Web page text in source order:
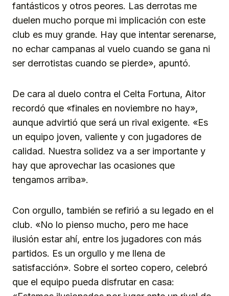
fantásticos y otros peores. Las derrotas me
duelen mucho porque mi implicación con este
club es muy grande. Hay que intentar serenarse,
no echar campanas al vuelo cuando se gana ni
ser derrotistas cuando se pierde», apuntó.
De cara al duelo contra el Celta Fortuna, Aitor
recordó que «finales en noviembre no hay»,
aunque advirtió que será un rival exigente. «Es
un equipo joven, valiente y con jugadores de
calidad. Nuestra solidez va a ser importante y
hay que aprovechar las ocasiones que
tengamos arriba».
Con orgullo, también se refirió a su legado en el
club. «No lo pienso mucho, pero me hace
ilusión estar ahí, entre los jugadores con más
partidos. Es un orgullo y me llena de
satisfacción». Sobre el sorteo copero, celebró
que el equipo pueda disfrutar en casa: